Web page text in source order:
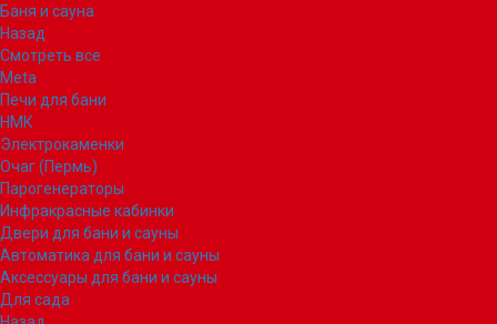
Баня и сауна
Назад
Смотреть все
Meta
Печи для бани
НМК
Электрокаменки
Очаг (Пермь)
Парогенераторы
Инфракрасные кабинки
Двери для бани и сауны
Автоматика для бани и сауны
Аксессуары для бани и сауны
Для сада